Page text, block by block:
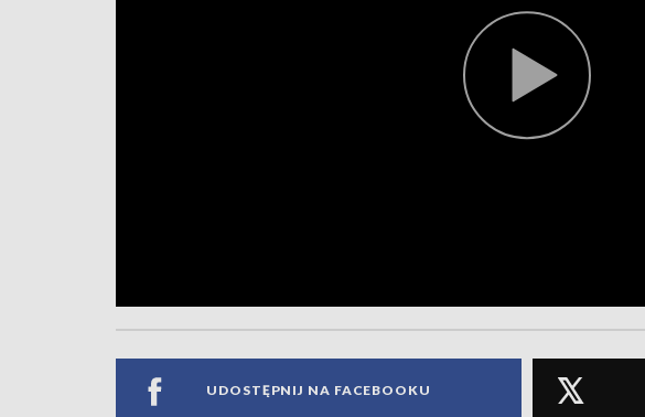
UDOSTĘPNIJ NA FACEBOOKU